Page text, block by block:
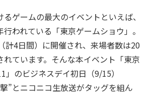
ゲームの最大のイベントといえば、
われている「東京ゲームショウ」。
計4日間）に開催され、来場者数は20
れています。そんな本イベント「東京
」のビジネスデイ初日（9/15）
”とニコニコ生放送がタッグを組ん